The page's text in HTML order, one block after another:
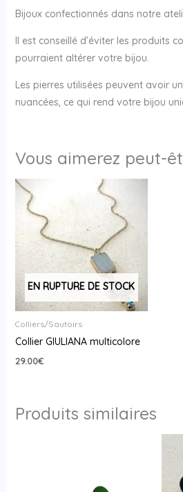
Bijoux confectionnés dans notre
Il est conseillé d’éviter les produits
pourraient altérer votre bijou.
Les pierres utilisées peuvent avoir
nuancées, ce qui rend votre bijou
Vous aimerez peut-
EN RUPTURE DE STOCK
Colliers/Sautoirs
Collier GIULIANA multicolore
29.00€
Produits similaires